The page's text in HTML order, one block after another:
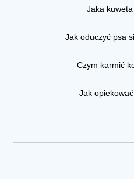
Jaka
Jak oduczyć psa
Czym karmić
Jak